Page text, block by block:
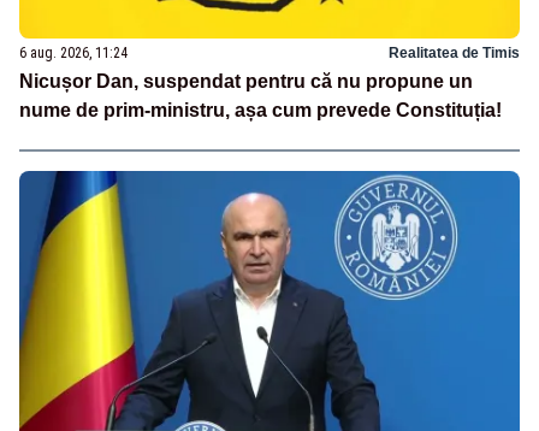
6 aug. 2026, 11:24 Realitatea de Timis
Nicușor Dan, suspendat pentru că nu propune un
nume de prim-ministru, așa cum prevede Constituția!